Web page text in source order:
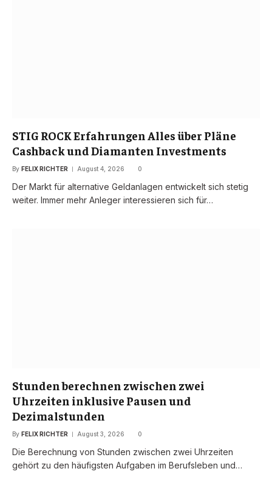
STIG ROCK Erfahrungen Alles über Pläne
Cashback und Diamanten Investments
By FELIX RICHTER August 4, 2026 0
Der Markt für alternative Geldanlagen entwickelt sich stetig
weiter. Immer mehr Anleger interessieren sich für…
Stunden berechnen zwischen zwei
Uhrzeiten inklusive Pausen und
Dezimalstunden
By FELIX RICHTER August 3, 2026 0
Die Berechnung von Stunden zwischen zwei Uhrzeiten
gehört zu den häufigsten Aufgaben im Berufsleben und…